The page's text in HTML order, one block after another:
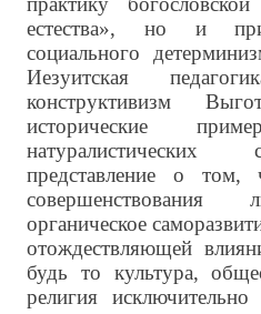
естества», но и
социального
Иезуитская
конструктивизм
исторические
представление о
совершенствования
органическое
отождествляющей
будь то культура,
религия исключительно